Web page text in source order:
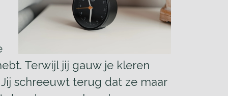
Terwijl jij gauw je kleren
schreeuwt terug dat ze maar